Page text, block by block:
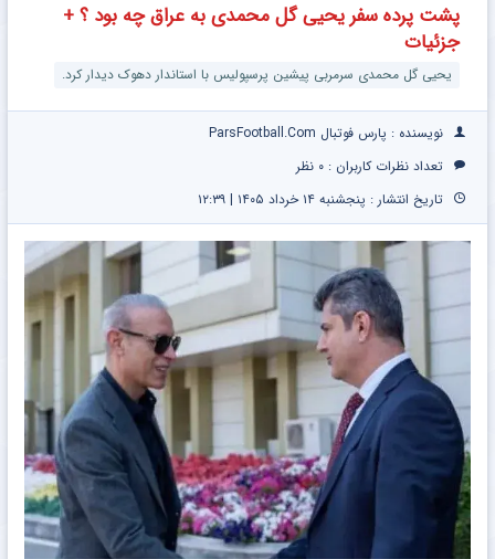
قسطه
گیاهی
پشت پرده سفر یحیی گل محمدی به عراق چه بود ؟ +
جزئیات
یحیی گل محمدی سرمربی پیشین پرسپولیس با استاندار دهوک دیدار کرد.
نویسنده : پارس فوتبال ParsFootball.Com
تعداد نظرات کاربران : ۰ نظر
تاریخ انتشار : پنجشنبه ۱۴ خرداد ۱۴۰۵ | ۱۲:۳۹